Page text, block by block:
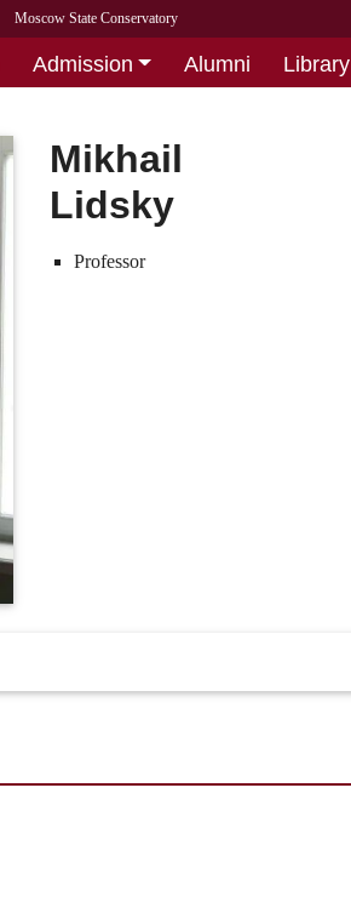
Moscow State Conservatory
Admission Alumni Library
Mikhail
Lidsky
Professor